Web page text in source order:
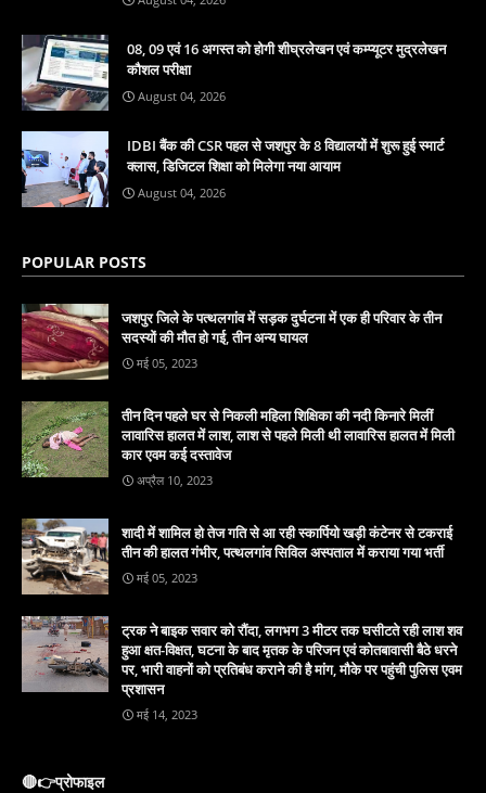
08, 09 एवं 16 अगस्त को होगी शीघ्रलेखन एवं कम्प्यूटर मुद्रलेखन
कौशल परीक्षा
August 04, 2026
IDBI बैंक की CSR पहल से जशपुर के 8 विद्यालयों में शुरू हुई स्मार्ट
क्लास, डिजिटल शिक्षा को मिलेगा नया आयाम
August 04, 2026
POPULAR POSTS
जशपुर जिले के पत्थलगांव में सड़क दुर्घटना में एक ही परिवार के तीन
सदस्यों की मौत हो गई, तीन अन्य घायल
मई 05, 2023
तीन दिन पहले घर से निकली महिला शिक्षिका की नदी किनारे मिलीं
लावारिस हालत में लाश, लाश से पहले मिली थी लावारिस हालत में मिली
कार एवम कई दस्तावेज
अप्रैल 10, 2023
शादी में शामिल हो तेज गति से आ रही स्कार्पियो खड़ी कंटेनर से टकराई
तीन की हालत गंभीर, पत्थलगांव सिविल अस्पताल में कराया गया भर्ती
मई 05, 2023
ट्रक ने बाइक सवार को रौंदा, लगभग 3 मीटर तक घसीटते रही लाश शव
हुआ क्षत-विक्षत, घटना के बाद मृतक के परिजन एवं कोतबावासी बैठे धरने
पर, भारी वाहनों को प्रतिबंध कराने की है मांग, मौके पर पहुंची पुलिस एवम
प्रशासन
मई 14, 2023
🔴👉प्रोफाइल